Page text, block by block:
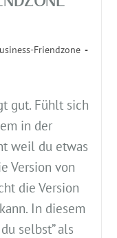
Friendzone
gut. Fühlt sich
in der
weil du etwas
Version von
die Version
In diesem
selbst” als